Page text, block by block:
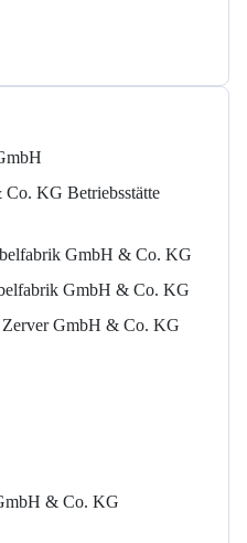
KG Betriebsstätte
GmbH & Co. KG
GmbH & Co. KG
GmbH & Co. KG
& Co. KG